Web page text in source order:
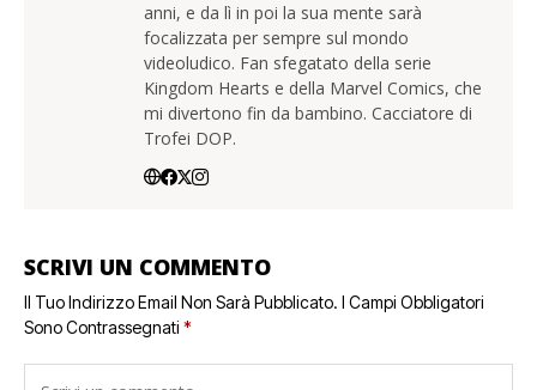
anni, e da lì in poi la sua mente sarà
focalizzata per sempre sul mondo
videoludico. Fan sfegatato della serie
Kingdom Hearts e della Marvel Comics, che
mi divertono fin da bambino. Cacciatore di
Trofei DOP.
SCRIVI UN COMMENTO
Il Tuo Indirizzo Email Non Sarà Pubblicato. I Campi Obbligatori
Sono Contrassegnati *